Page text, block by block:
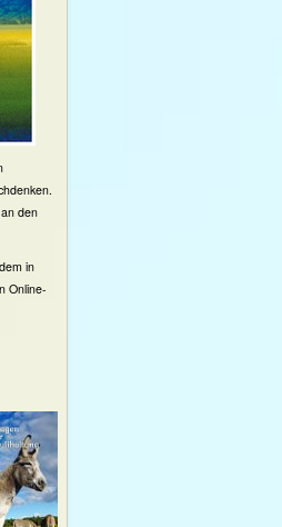
den
in
Online-